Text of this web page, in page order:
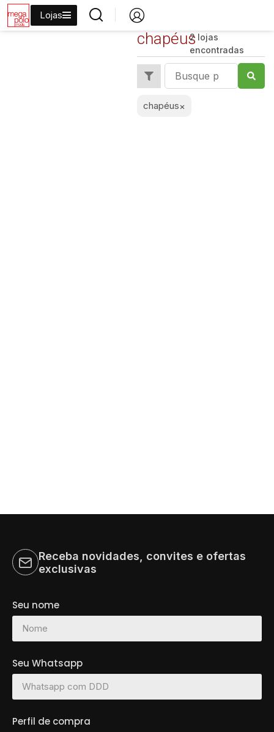
Lojas
chapéus2 lojas
encontradas
chapéus×
Receba novidades, convites e ofertas
exclusivas
Seu nome
Seu Whatsapp
Perfil de compra